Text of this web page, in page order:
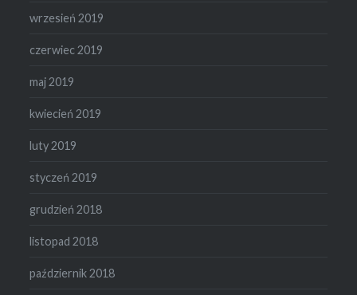
wrzesień 2019
czerwiec 2019
maj 2019
kwiecień 2019
luty 2019
styczeń 2019
grudzień 2018
listopad 2018
październik 2018